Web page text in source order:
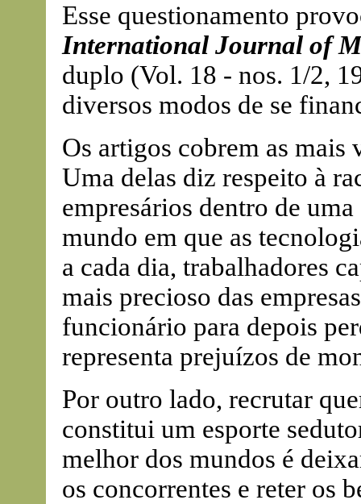
Esse questionamento
International Journal of
duplo (Vol. 18 - nos. 1/2,
diversos modos de se
Os artigos cobrem as mais
Uma delas diz respeito à
empresários dentro de
mundo em que as
a cada dia, trabalhadores
mais precioso das
funcionário para depois
representa prejuízos de
Por outro lado, recrutar
constitui um esporte
melhor dos mundos é
os concorrentes e reter os